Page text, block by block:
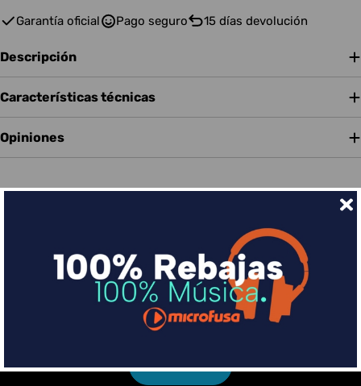
Garantía oficial Pago seguro 15 días devolución
Descripción
Características técnicas
Opiniones
Financia tus compras con Sequra
Divide en 3 sin coste o hasta en 18 meses por una
pequeña cuota al mes con Sequra
Más info